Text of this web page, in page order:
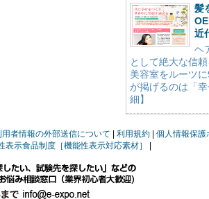
髪
近
ヘ
として絶大な信
美容室をルーツ
が掲げるのは「
細】
用者情報の外部送信について 利用規約 個人情報保護
表示食品制度［機能性表示対応素材］